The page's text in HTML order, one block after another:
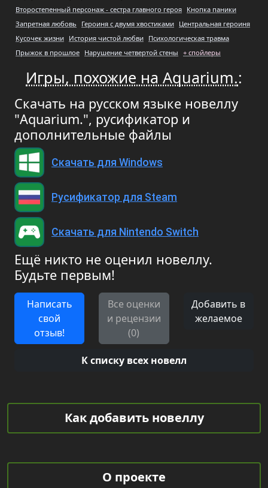
Второстепенный персонаж - сестра главного героя Кнопка паники
Запретная любовь
Героиня с двумя хвостиками Центральная героиня
Кусочек жизни История чистой любви Психологическая травма
Прыжок в прошлое Нарушение четвертой стены + спойлеры
Игры, похожие на Aquarium.:
Скачать на русском языке новеллу
"Aquarium.", русификатор и
дополнительные файлы
Скачать для Windows
Русификатор для Steam
Скачать для Nintendo Switch
Ещё никто не оценил новеллу.
Будьте первым!
Написать
свой
отзыв!
Все оценки
и рецензии
(0)
Добавить в
желаемое
К списку всех новелл
Как добавить новеллу
О проекте